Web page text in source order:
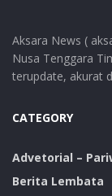
Aksara News (
Nusa Tenggara
terupdate, akurat
CATEGORY
Advetorial –
Berita Lembata